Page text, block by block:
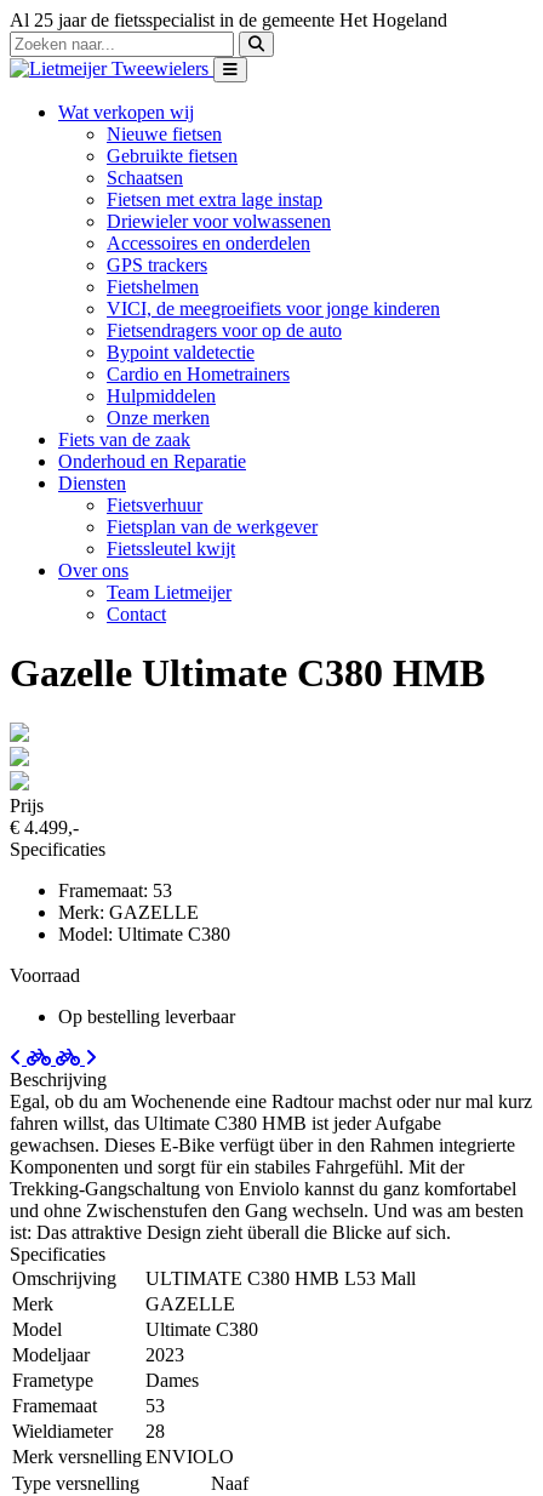
Al 25 jaar de fietsspecialist in de gemeente Het Hogeland
Wat verkopen wij
Nieuwe fietsen
Gebruikte fietsen
Schaatsen
Fietsen met extra lage instap
Driewieler voor volwassenen
Accessoires en onderdelen
GPS trackers
Fietshelmen
VICI, de meegroeifiets voor jonge kinderen
Fietsendragers voor op de auto
Bypoint valdetectie
Cardio en Hometrainers
Hulpmiddelen
Onze merken
Fiets van de zaak
Onderhoud en Reparatie
Diensten
Fietsverhuur
Fietsplan van de werkgever
Fietssleutel kwijt
Over ons
Team Lietmeijer
Contact
Gazelle Ultimate C380 HMB
Prijs
€ 4.499,-
Specificaties
Framemaat: 53
Merk: GAZELLE
Model: Ultimate C380
Voorraad
Op bestelling leverbaar
Beschrijving
Egal, ob du am Wochenende eine Radtour machst oder nur mal kurz
fahren willst, das Ultimate C380 HMB ist jeder Aufgabe
gewachsen. Dieses E-Bike verfügt über in den Rahmen integrierte
Komponenten und sorgt für ein stabiles Fahrgefühl. Mit der
Trekking-Gangschaltung von Enviolo kannst du ganz komfortabel
und ohne Zwischenstufen den Gang wechseln. Und was am besten
ist: Das attraktive Design zieht überall die Blicke auf sich.
Specificaties
Omschrijving
ULTIMATE C380 HMB L53 Mall
Merk
GAZELLE
Model
Ultimate C380
Modeljaar
2023
Frametype
Dames
Framemaat
53
Wieldiameter
28
Merk versnellingENVIOLO
Type versnelling
Naaf